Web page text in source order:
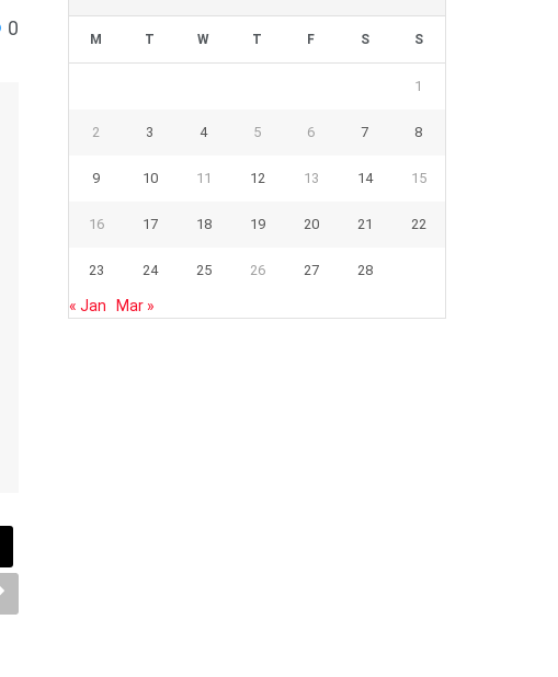
0 M T W T F S S
1
2 3 4 5 6 7 8
9 10 11 12 13 14 15
16 17 18 19 20 21 22
23 24 25 26 27 28
« Jan Mar »